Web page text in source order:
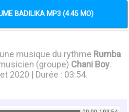
BADILIKA MP3 (4.45 MO)
musique du rythme Rumba
(groupe) Chani Boy.
2020 | Durée : 03:54.